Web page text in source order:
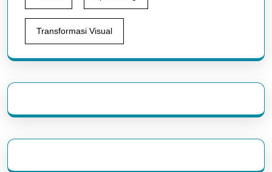
Transformasi Visual